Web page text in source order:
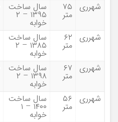
شهرری
۷۵
متر
سال ساخت
۱۳۹۵ – ۲
خوابه
شهرری ۶۲
متر
سال ساخت
۱۳۸۵ – ۲
خوابه
شهرری ۶۷
متر
سال ساخت
۱۳۹۸ – ۲
خوابه
شهرری ۵۶
متر
سال ساخت
۱۴۰۰ – ۱
خوابه